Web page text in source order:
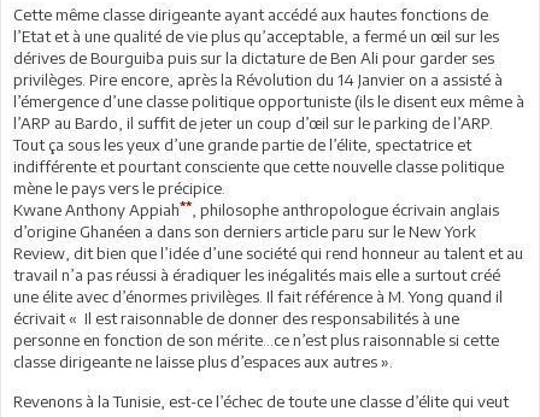
Cette même classe dirigeante ayant accédé aux hautes fonctions de
l’Etat et à une qualité de vie plus qu’acceptable, a fermé un œil sur les
dérives de Bourguiba puis sur la dictature de Ben Ali pour garder ses
privilèges. Pire encore, après la Révolution du 14 Janvier on a assisté à
l’émergence d’une classe politique opportuniste (ils le disent eux même à
l’ARP au Bardo, il suffit de jeter un coup d’œil sur le parking de l’ARP.
Tout ça sous les yeux d’une grande partie de l’élite, spectatrice et
indifférente et pourtant consciente que cette nouvelle classe politique
mène le pays vers le précipice.
Kwane Anthony Appiah**
, philosophe anthropologue écrivain anglais
d’origine Ghanéen a dans son derniers article paru sur le New York
Review, dit bien que l’idée d’une société qui rend honneur au talent et au
travail n’a pas réussi à éradiquer les inégalités mais elle a surtout créé
une élite avec d’énormes privilèges. Il fait référence à M. Yong quand il
écrivait « Il est raisonnable de donner des responsabilités à une
personne en fonction de son mérite…ce n’est plus raisonnable si cette
classe dirigeante ne laisse plus d’espaces aux autres ».
Revenons à la Tunisie, est-ce l’échec de toute une classe d’élite qui veut